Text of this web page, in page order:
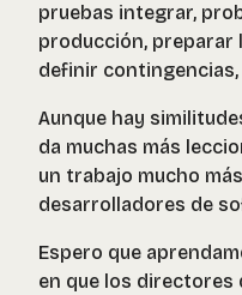
pruebas integrar,
producción, preparar
definir contingencias,
Aunque hay
da muchas más
un trabajo mucho
desarrolladores de
Espero que
en que los directores